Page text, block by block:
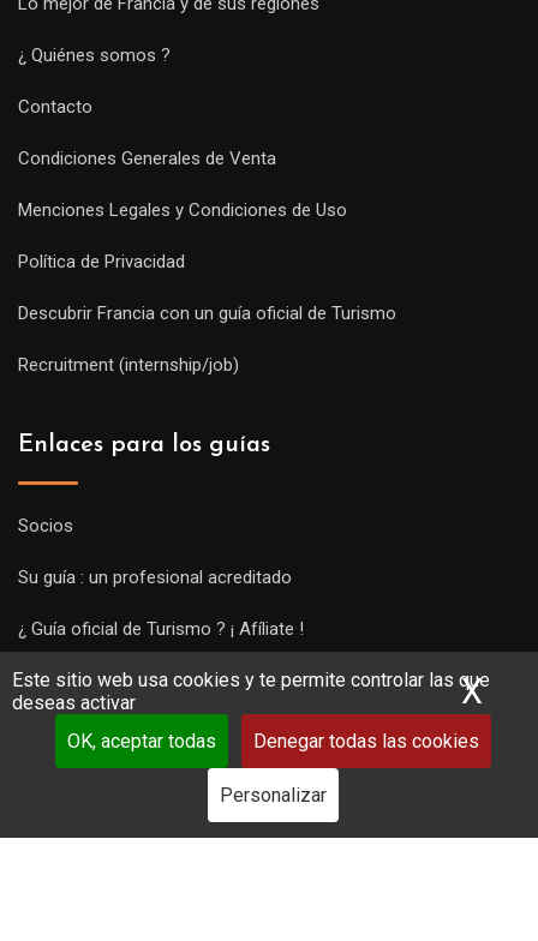
Este sitio web usa cookies y te permite controlar las que
deseas activar
OK, aceptar todas
Denegar todas las cookies
Personalizar
X
¿ Quiénes somos ?
Contacto
Condiciones Generales de Venta
Menciones Legales y Condiciones de Uso
Política de Privacidad
Descubrir Francia con un guía oficial de Turismo
Recruitment (internship/job)
Enlaces para los guías
Socios
Su guía : un profesional acreditado
¿ Guía oficial de Turismo ? ¡ Afíliate !
Subir una visita y empezar a trabajar !